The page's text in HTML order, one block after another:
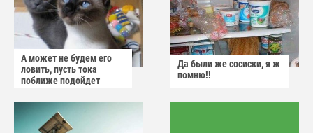
А может не будем его
ловить, пусть тока
поближе подойдет
Да были же сосиски, я ж
помню!!